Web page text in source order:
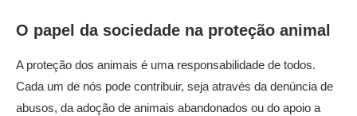
O papel da sociedade na proteção animal
A proteção dos animais é uma responsabilidade de todos.
Cada um de nós pode contribuir, seja através da denúncia de
abusos, da adoção de animais abandonados ou do apoio a